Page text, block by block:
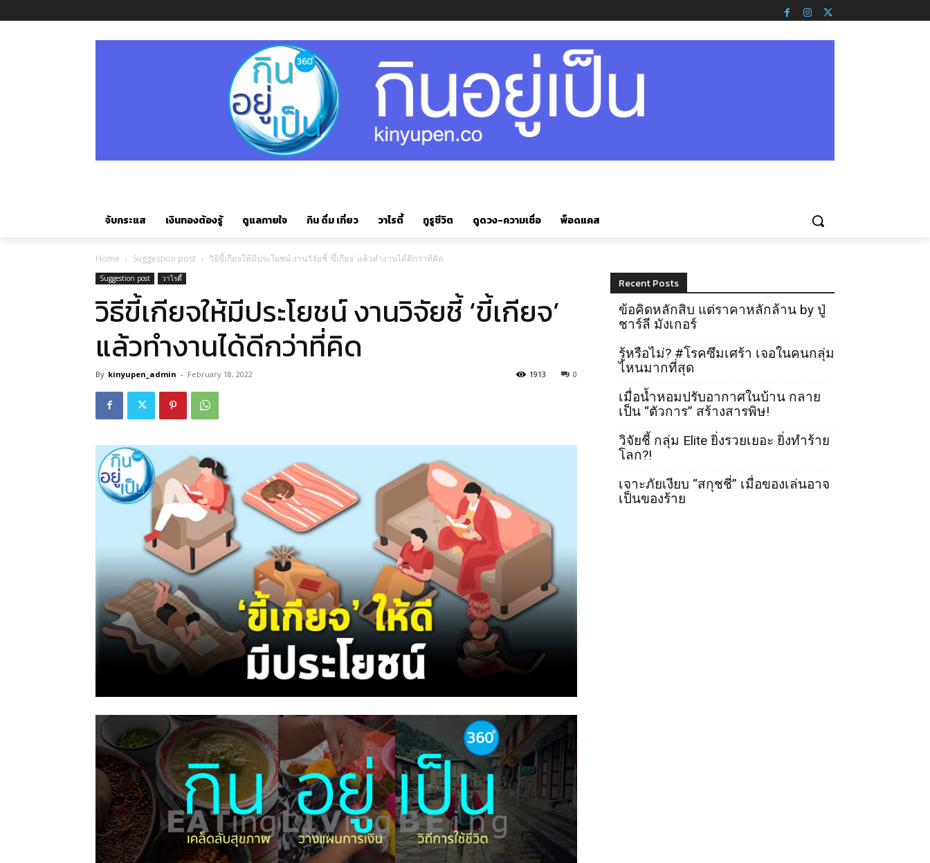
จับกระแส เงินทองต้องรู้ ดูแลกายใจ กิน ดื่ม เที่ยว วาไรตี้ กูรูชีวิต ดูดวง-ความเชื่อ พ็อดแคส
Home Suggestion post วิธีขี้เกียจให้มีประโยชน์ งานวิจัยชี้ ‘ขี้เกียจ’ แล้วทำงานได้ดีกว่าที่คิด
Suggestion post วาไรตี้
วิธีขี้เกียจให้มีประโยชน์ งานวิจัยชี้ ‘ขี้เกียจ’
แล้วทำงานได้ดีกว่าที่คิด
By kinyupen_admin - February 18, 2022 0
1913
Recent Posts
ข้อคิดหลักสิบ แต่ราคาหลักล้าน by ปู่
ชาร์ลี มังเกอร์
รู้หรือไม่? #โรคซึมเศร้า เจอในคนกลุ่ม
ไหนมากที่สุด
เมื่อน้ำหอมปรับอากาศในบ้าน กลาย
เป็น “ตัวการ” สร้างสารพิษ!
วิจัยชี้ กลุ่ม Elite ยิ่งรวยเยอะ ยิ่งทำร้าย
โลก?!
เจาะภัยเงียบ “สกุชชี่” เมื่อของเล่นอาจ
เป็นของร้าย